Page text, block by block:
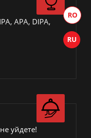
APA, DIPA,
уйдете!